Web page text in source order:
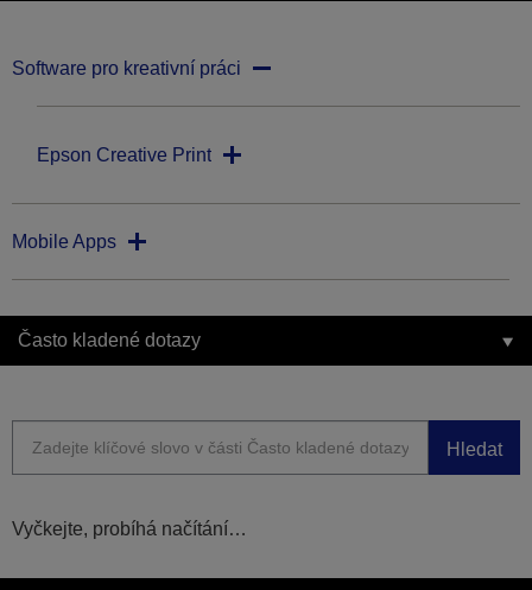
Software pro kreativní práci
Epson Creative Print
Mobile Apps
Často kladené dotazy
Hledat
Vyčkejte, probíhá načítání…